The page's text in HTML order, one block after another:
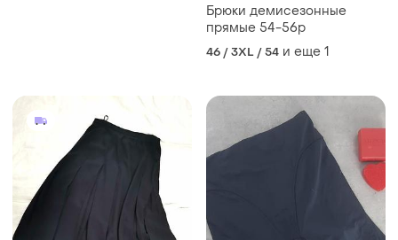
Брюки демисезонные
прямые 54-56р
46 / 3XL / 54 и еще 1